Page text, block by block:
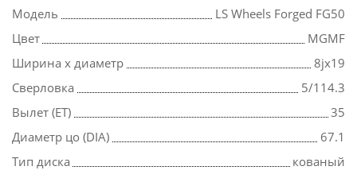
Модель
LS Wheels Forged FG50
Цвет
MGMF
Ширина х диаметр
8jx19
Сверловка
5/114.3
Вылет (ET)
35
Диаметр цо (DIA)
67.1
Тип диска
кованый